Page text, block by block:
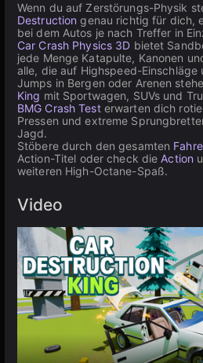
Wenn du auf Zerstörungs-Physik
Destruction genau richtig für dich,
bei dem Autos je nach Treffer in
Car Crash Physics 3D bietet
jede Menge Katapulte, Kanonen
alle, die auf Highspeed-Einschläge
Jumps in Bergen oder Arenen
King mit Sportwagen, SUVs und
BMG Crash Testerwarten dich
Pressen und extreme
Jagd.
Stöbere durch den gesamten
Action-Titel oder check dieAction
weiteren High-Octane-Spaß.
Video